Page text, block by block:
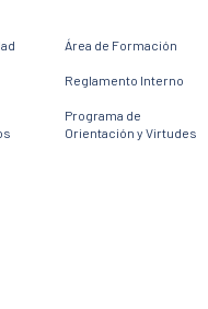
Área de Formación
Reglamento Interno
Programa de
Orientación y Virtudes